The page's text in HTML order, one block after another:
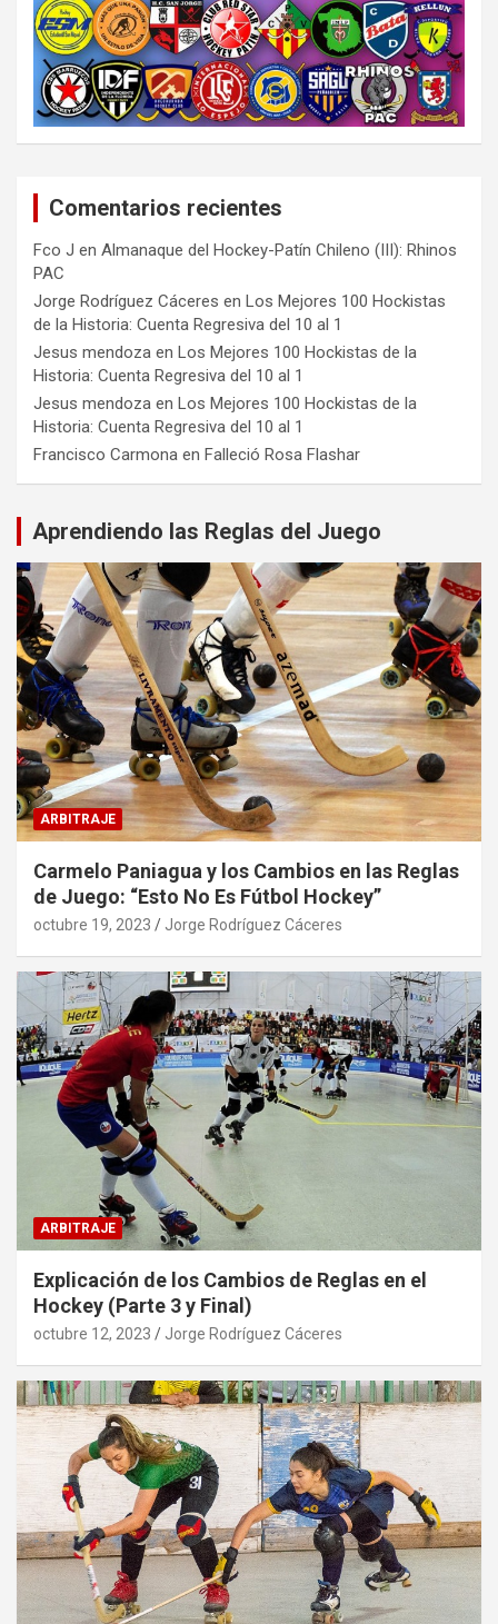
Comentarios recientes
Fco J en Almanaque del Hockey-Patín Chileno (III): Rhinos
PAC
Jorge Rodríguez Cáceres en Los Mejores 100 Hockistas
de la Historia: Cuenta Regresiva del 10 al 1
Jesus mendoza en Los Mejores 100 Hockistas de la
Historia: Cuenta Regresiva del 10 al 1
Jesus mendoza en Los Mejores 100 Hockistas de la
Historia: Cuenta Regresiva del 10 al 1
Francisco Carmona en Falleció Rosa Flashar
Aprendiendo las Reglas del Juego
ARBITRAJE
Carmelo Paniagua y los Cambios en las Reglas
de Juego: “Esto No Es Fútbol Hockey”
octubre 19, 2023 Jorge Rodríguez Cáceres
ARBITRAJE
Explicación de los Cambios de Reglas en el
Hockey (Parte 3 y Final)
octubre 12, 2023 Jorge Rodríguez Cáceres